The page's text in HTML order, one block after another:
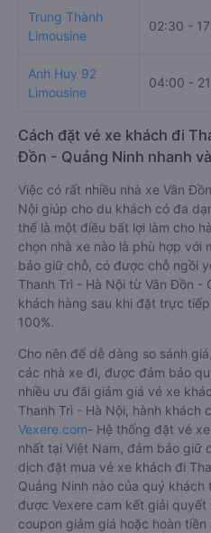
Trung Thành
Limousine
02:30 -
Anh Huy 92
Limousine
04:00 -
Cách đặt vé xe khách đi
Đồn - Quảng Ninh nhanh
Việc có rất nhiều nhà xe Vân
Nội giúp cho du khách có đa
thể là một điều bất lợi làm cho
chọn nhà xe nào là phù hợp với
bảo giữ chỗ, có được chỗ ngồi
Thanh Trì - Hà Nội từ Vân Đồn -
khách hàng sau khi đặt trực
100%.
Cho nên để dễ dàng so sánh
các nhà xe đi, được đảm bảo
nhiều ưu đãi giảm giá vé xe
Thanh Trì - Hà Nội, hành khách
Vexere.com- Hệ thống đặt vé
nhất tại Việt Nam, đảm bảo giữ
dịch đặt mua vé xe khách đi
Quảng Ninh nào của quý khách
được Vexere cam kết giải quyết
coupon giảm giá hoặc hoàn